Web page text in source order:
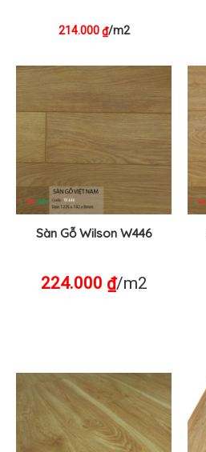
214.000₫/m2
Sàn Gỗ Wilson W446
224.000 ₫/m2